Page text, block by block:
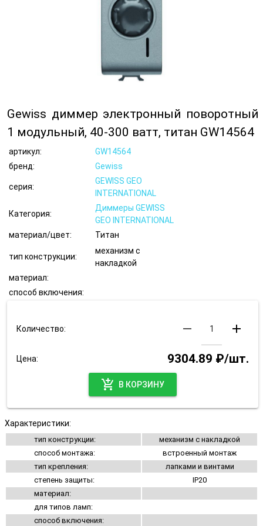
Gewiss диммер электронный поворотный
1 модульный, 40-300 ватт, титан GW14564
артикул:
GW14564
бренд:
Gewiss
серия:
GEWISS GEO
INTERNATIONAL
Категория:
Диммеры GEWISS
GEO INTERNATIONAL
материал/цвет:
Титан
тип конструкции:
механизм с
накладкой
материал:
способ включения:
Количество: remove add
Цена:
9304.89 ₽/шт.
add_shopping_cart
В КОРЗИНУ
Характеристики:
тип конструкции:
механизм с накладкой
способ монтажа:
встроенный монтаж
тип крепления:
лапками и винтами
степень защиты:
IP20
материал:
для типов ламп:
способ включения: